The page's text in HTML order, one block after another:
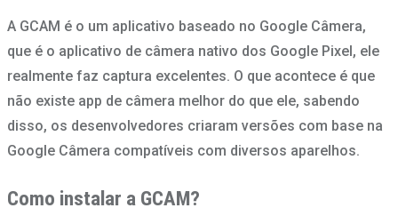
A GCAM é o um aplicativo baseado no Google Câmera,
que é o aplicativo de câmera nativo dos Google Pixel, ele
realmente faz captura excelentes. O que acontece é que
não existe app de câmera melhor do que ele, sabendo
disso, os desenvolvedores criaram versões com base na
Google Câmera compatíveis com diversos aparelhos.
Como instalar a GCAM?